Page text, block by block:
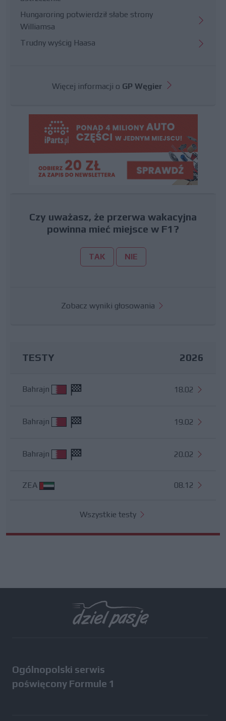
Hungaroring potwierdził słabe strony
Williamsa
Trudny wyścig Haasa
Więcej informacji o GP Węgier
Czy uważasz, że przerwa wakacyjna
powinna mieć miejsce w F1?
TAK NIE
Zobacz wyniki głosowania
TESTY 2026
Bahrajn 18.02
Bahrajn 19.02
Bahrajn 20.02
ZEA 08.12
Wszystkie testy
Ogólnopolski serwis
poświęcony Formule 1